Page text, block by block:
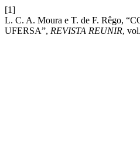
[1]
L. C. A. Moura e T. de F. Rêgo,
UFERSA”, REVISTA REUNIR,